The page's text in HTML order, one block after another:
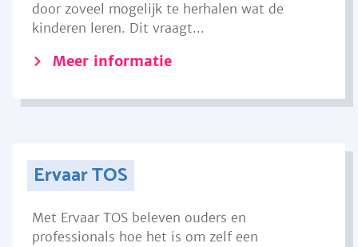
door zoveel mogelijk te herhalen wat de
kinderen leren. Dit vraagt...
Meer informatie
Ervaar TOS
Met Ervaar TOS beleven ouders en
professionals hoe het is om zelf een